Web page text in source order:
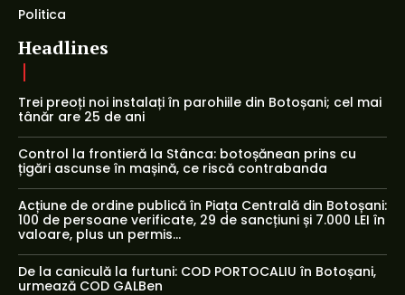
Politica
Headlines
Trei preoți noi instalați în parohiile din Botoșani; cel mai
tânăr are 25 de ani
Control la frontieră la Stânca: botoșănean prins cu
țigări ascunse în mașină, ce riscă contrabanda
Acțiune de ordine publică în Piața Centrală din Botoșani:
100 de persoane verificate, 29 de sancțiuni și 7.000 LEI în
valoare, plus un permis...
De la caniculă la furtuni: COD PORTOCALIU în Botoșani,
urmează COD GALBen